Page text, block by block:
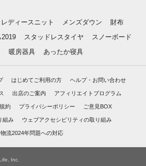
レディースニット メンズダウン
財布
スタッドレスタイヤ
スノーボード
暖房器具 あったか寝具
はじめてご利用の方 ヘルプ・お問い合わせ
出店のご案内 アフィリエイトプログラム
約 プライバシーポリシー ご意見BOX
組み ウェブアクセシビリティの取り組み
物流2024年問題への対応
Inc.